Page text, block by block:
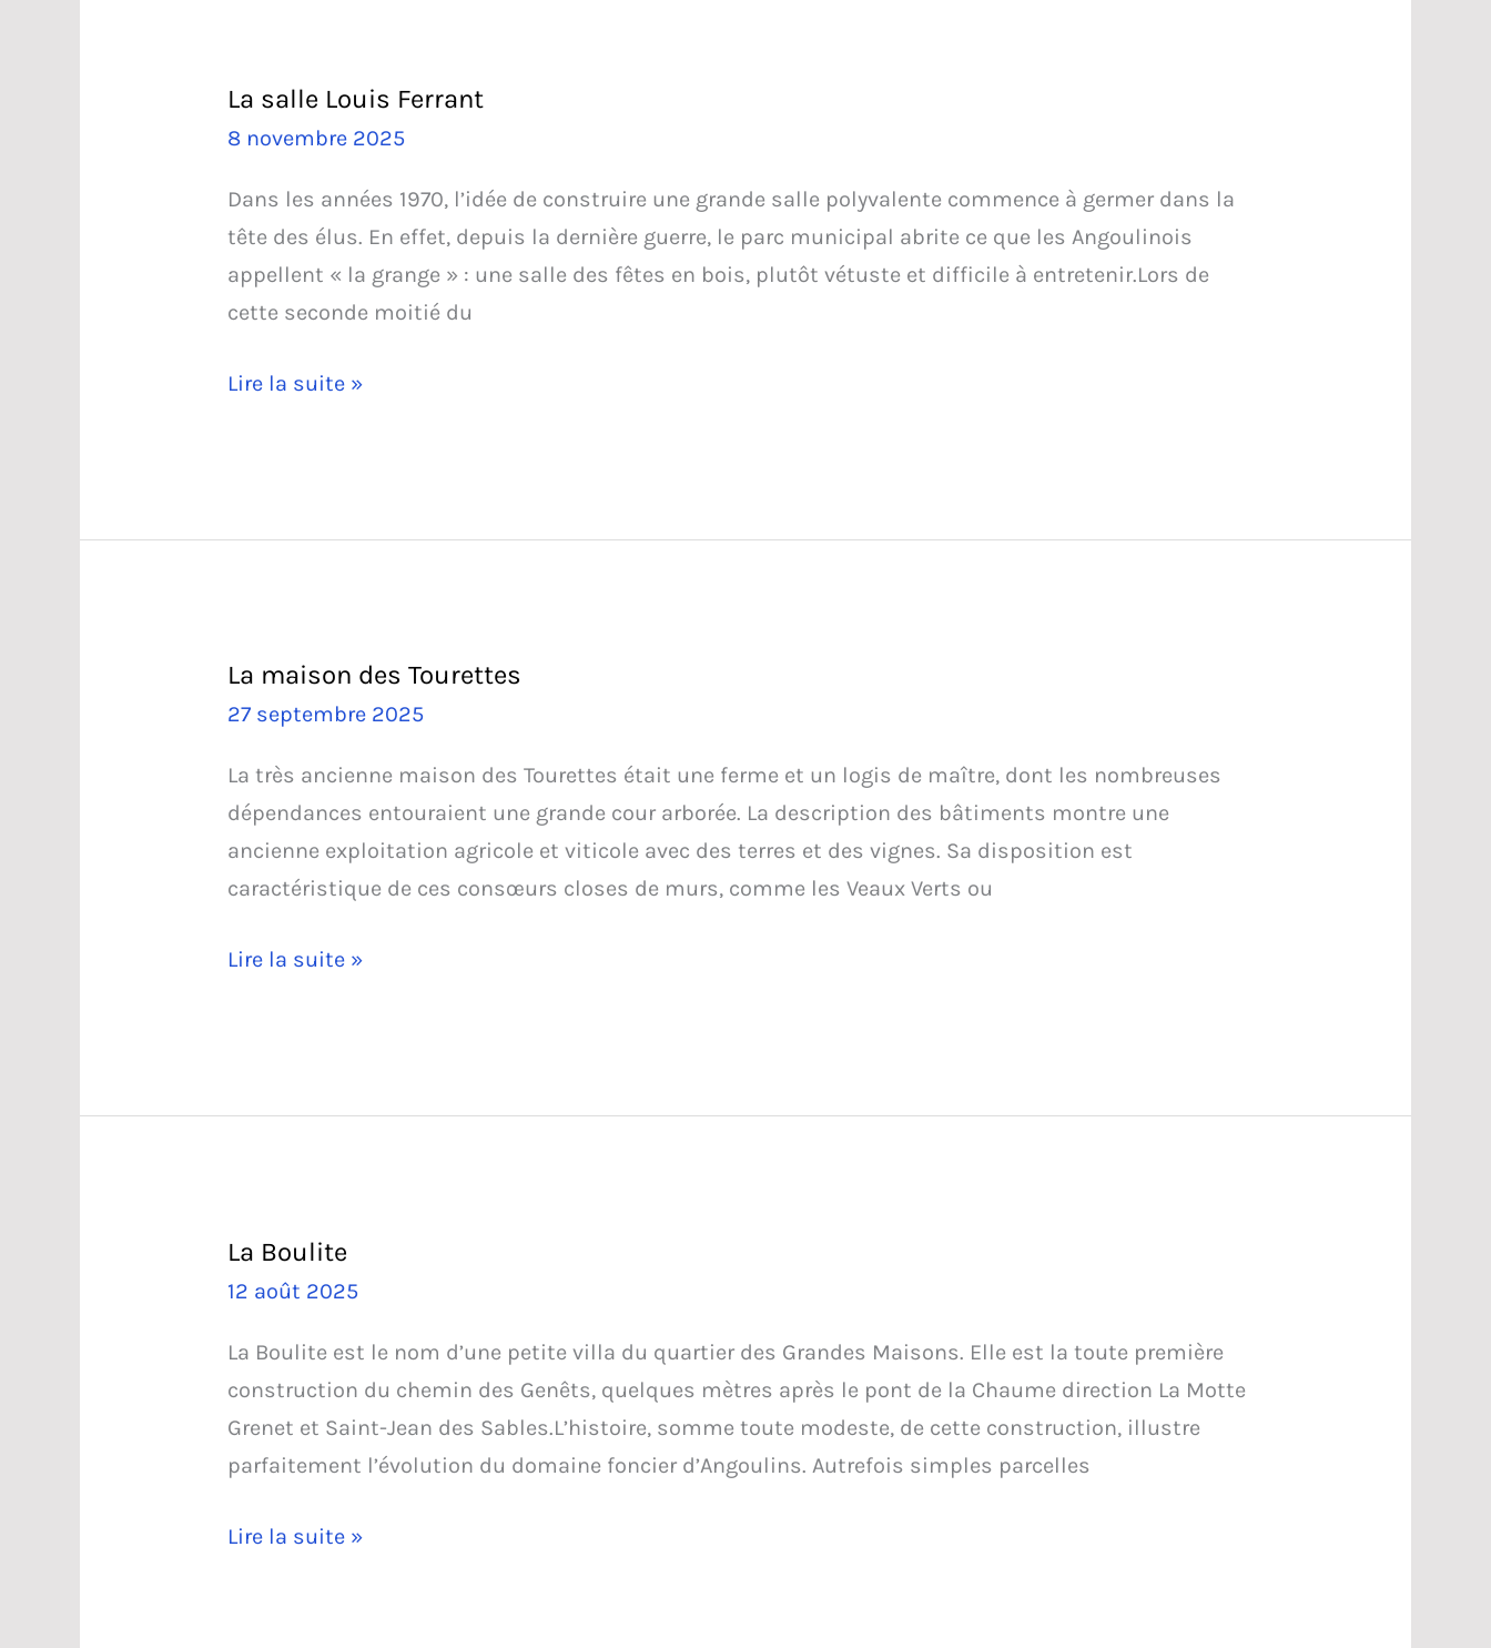
La salle Louis Ferrant
8 novembre 2025
Dans les années 1970, l’idée de construire une grande salle polyvalente commence à germer dans la
tête des élus. En effet, depuis la dernière guerre, le parc municipal abrite ce que les Angoulinois
appellent « la grange » : une salle des fêtes en bois, plutôt vétuste et difficile à entretenir.Lors de
cette seconde moitié du
La
Lire la suite »
La maison des Tourettes
27 septembre 2025
La très ancienne maison des Tourettes était une ferme et un logis de maître, dont les nombreuses
dépendances entouraient une grande cour arborée. La description des bâtiments montre une
ancienne exploitation agricole et viticole avec des terres et des vignes. Sa disposition est
caractéristique de ces consœurs closes de murs, comme les Veaux Verts ou
La
Lire la suite »
La Boulite
12 août 2025
La Boulite est le nom d’une petite villa du quartier des Grandes Maisons. Elle est la toute première
construction du chemin des Genêts, quelques mètres après le pont de la Chaume direction La Motte
Grenet et Saint-Jean des Sables.L’histoire, somme toute modeste, de cette construction, illustre
parfaitement l’évolution du domaine foncier d’Angoulins. Autrefois simples parcelles
La
Lire la suite »